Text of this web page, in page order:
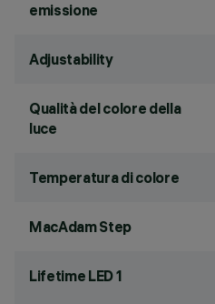
emissione
Adjustability
Qualità del colore della
luce
Temperatura di colore
MacAdam Step
Lifetime LED 1